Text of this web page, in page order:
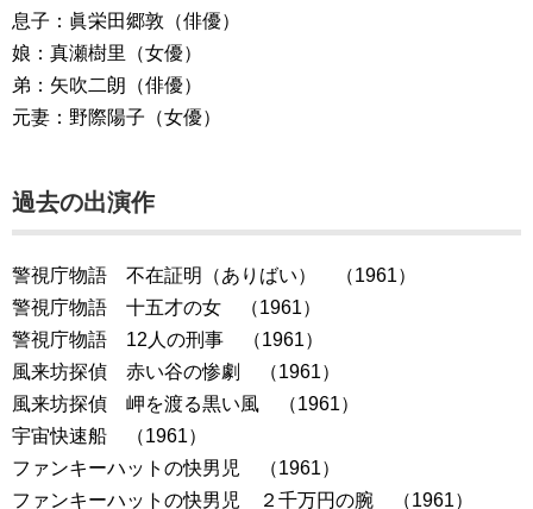
息子：眞栄田郷敦（俳優）
娘：真瀬樹里（女優）
弟：矢吹二朗（俳優）
元妻：野際陽子（女優）
過去の出演作
警視庁物語 不在証明（ありばい） （1961）
警視庁物語 十五才の女 （1961）
警視庁物語 12人の刑事 （1961）
風来坊探偵 赤い谷の惨劇 （1961）
風来坊探偵 岬を渡る黒い風 （1961）
宇宙快速船 （1961）
ファンキーハットの快男児 （1961）
ファンキーハットの快男児 ２千万円の腕 （1961）